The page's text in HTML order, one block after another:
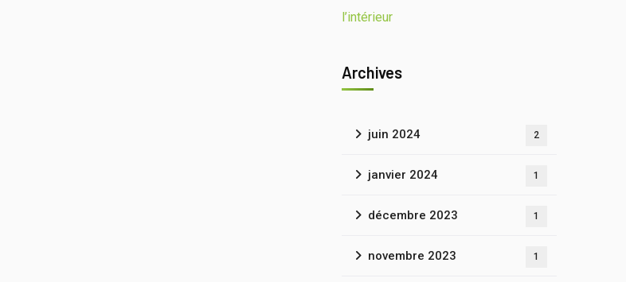
Archives
juin 2024 2
janvier 2024 1
décembre 2023 1
novembre 2023 1